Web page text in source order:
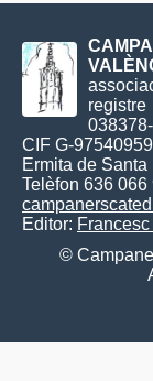
CIF G-
Ermita de
Telèfon 636
Editor:
©